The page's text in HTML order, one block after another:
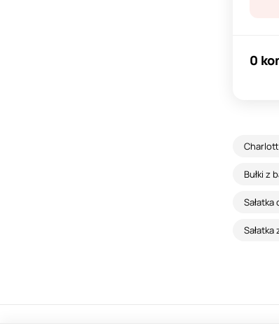
0
Bułki z